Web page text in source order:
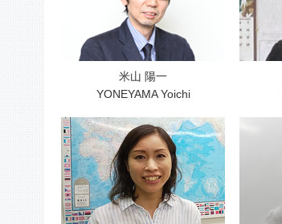
米山 陽一
YONEYAMA Yoichi